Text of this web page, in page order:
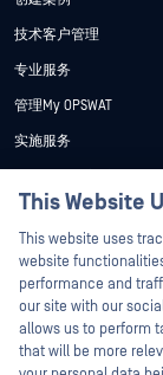
技术客户管理
专业服务
管理My OPSWAT
实施服务
技术文档
培训
漏洞计划
合作伙伴
认证
This Website
This website uses
website
performance and
our site with our
allows us to perform
that will be more